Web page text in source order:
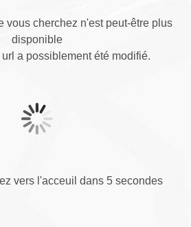
vous cherchez n'est peut-être plus
disponible
a possiblement été modifié.
vers l'acceuil dans 5 secondes